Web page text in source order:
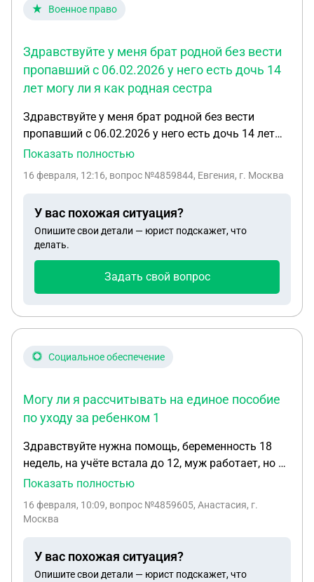
Военное право
Здравствуйте у меня брат родной без вести
пропавший с 06.02.2026 у него есть дочь 14
лет могу ли я как родная сестра
Здравствуйте у меня брат родной без вести
пропавший с 06.02.2026 у него есть дочь 14 лет
могу ли я как родная сестра претендовать на
факту помогал материально есть ли шанс?
Показать полностью
16 февраля, 12:16, вопрос №4859844, Евгения, г. Москва
У вас похожая ситуация?
Опишите свои детали — юрист подскажет, что
делать.
Задать свой вопрос
Социальное обеспечение
Могу ли я рассчитывать на единое пособие
по уходу за ребенком 1
Здравствуйте нужна помощь, беременность 18
недель, на учёте встала до 12, муж работает, но я
не работала с 2023 года. Могу ли я рассчитывать
или мне откажут в нём?
Показать полностью
16 февраля, 10:09, вопрос №4859605, Анастасия, г.
Москва
У вас похожая ситуация?
Опишите свои детали — юрист подскажет, что